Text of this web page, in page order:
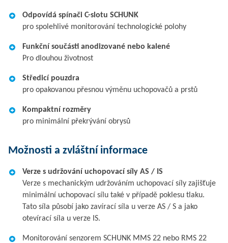
Odpovídá spínači C-slotu SCHUNK
pro spolehlivé monitorování technologické polohy
Funkční součásti anodizované nebo kalené
Pro dlouhou životnost
Středicí pouzdra
pro opakovanou přesnou výměnu uchopovačů a prstů
Kompaktní rozměry
pro minimální překrývání obrysů
Možnosti a zvláštní informace
Verze s udržování uchopovací síly AS / IS
Verze s mechanickým udržováním uchopovací síly zajišťuje
minimální uchopovací sílu také v případě poklesu tlaku.
Tato síla působí jako zavírací síla u verze AS / S a jako
otevírací síla u verze IS.
Monitorování senzorem SCHUNK MMS 22 nebo RMS 22